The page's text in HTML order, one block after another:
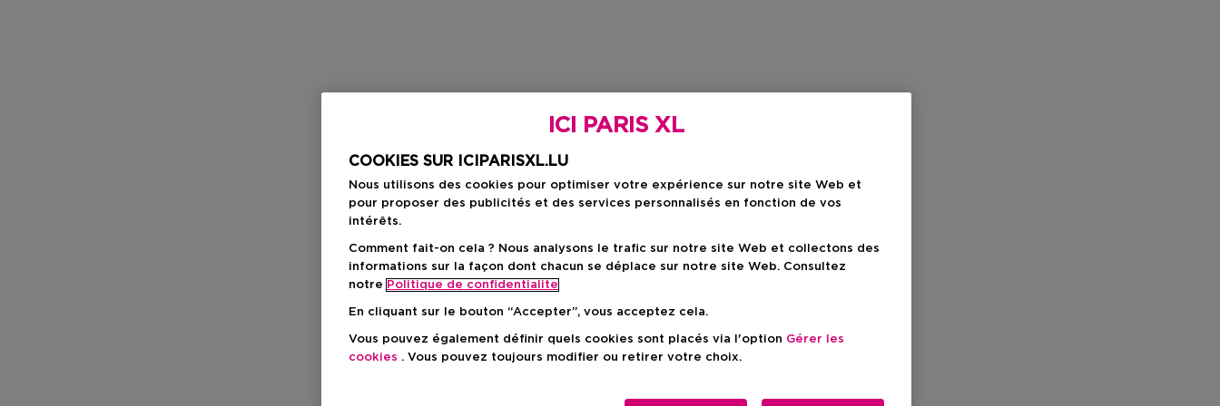
ICI PARIS XL
COOKIES SUR ICIPARISXL.LU
Nous utilisons des cookies pour optimiser votre expérience sur notre site Web et
pour proposer des publicités et des services personnalisés en fonction de vos
intérêts.
Comment fait-on cela ? Nous analysons le trafic sur notre site Web et collectons des
informations sur la façon dont chacun se déplace sur notre site Web. Consultez
notre Politique de confidentialite
En cliquant sur le bouton “Accepter”, vous acceptez cela.
Vous pouvez également définir quels cookies sont placés via l'option Gérer les
cookies . Vous pouvez toujours modifier ou retirer votre choix.